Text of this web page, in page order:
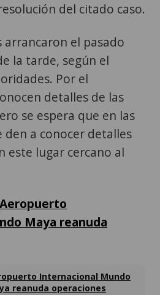
del citado caso.
arrancaron el pasado
la tarde, según el
Por el
detalles de las
se espera que en las
den a conocer detalles
este lugar cercano al
Aeropuerto
Maya reanuda
Internacional Mundo
reanuda operaciones